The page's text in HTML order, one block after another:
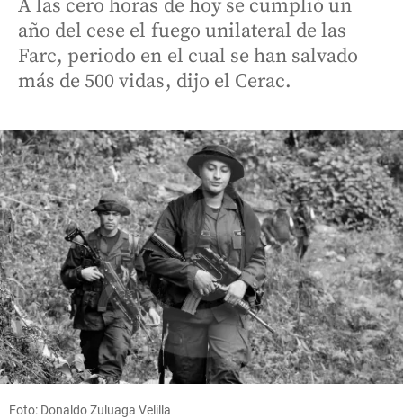
A las cero horas de hoy se cumplió un
año del cese el fuego unilateral de las
Farc, periodo en el cual se han salvado
más de 500 vidas, dijo el Cerac.
Foto: Donaldo Zuluaga Velilla